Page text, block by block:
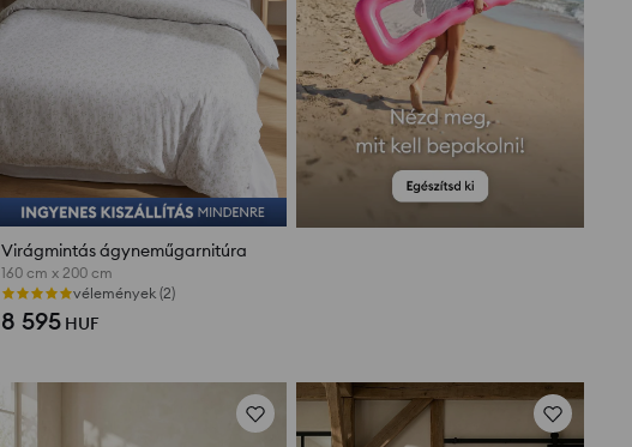
Virágmintás ágyneműgarnitúra
160 cm x 200 cm
vélemények (2)
8 595 HUF